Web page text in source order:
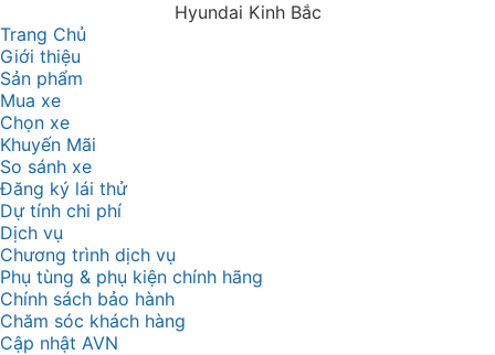
Hyundai Kinh Bắc
Trang Chủ
Giới thiệu
Sản phẩm
Mua xe
Chọn xe
Khuyến Mãi
So sánh xe
Đăng ký lái thử
Dự tính chi phí
Dịch vụ
Chương trình dịch vụ
Phụ tùng & phụ kiện chính hãng
Chính sách bảo hành
Chăm sóc khách hàng
Cập nhật AVN